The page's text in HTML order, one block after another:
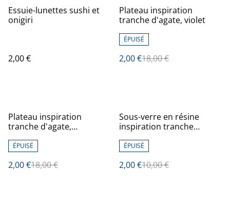
Essuie-lunettes sushi et
onigiri
2,00 €
%
Plateau inspiration
tranche d'agate, violet
ÉPUISÉ
2,00 €18,00 €
%
Plateau inspiration
tranche d'agate,
ÉPUISÉ
2,00 €18,00 €
%
Sous-verre en résine
inspiration tranche
long
ÉPUISÉ
2,00 €10,00 €